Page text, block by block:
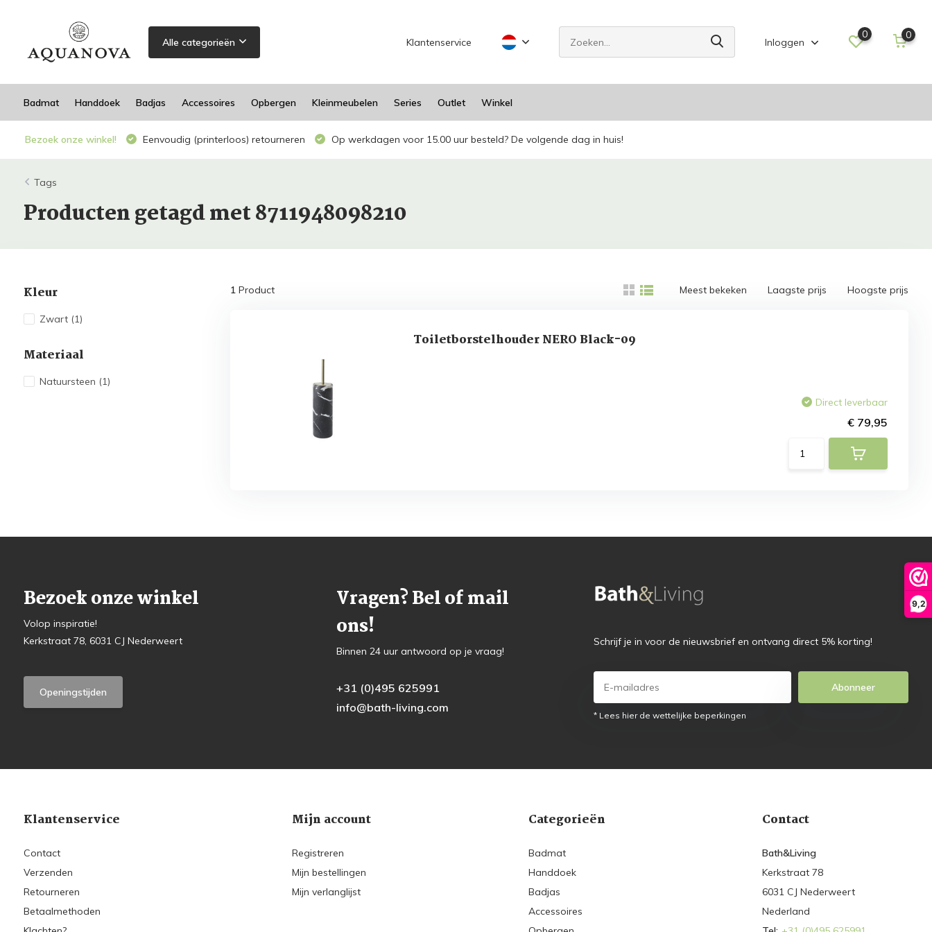
9,2
Alle categorieën Klantenservice Inloggen
0 0
Badmat Handdoek Badjas Accessoires Opbergen Kleinmeubelen Series Outlet Winkel
Bezoek onze winkel! Eenvoudig (printerloos) retourneren Op werkdagen voor 15.00 uur besteld? De volgende dag in huis!
Tags
Producten getagd met 8711948098210
Kleur
Zwart (1)
Materiaal
Natuursteen (1)
1Product Meest bekeken Laagste prijs Hoogste prijs
Toiletborstelhouder NERO Black-09
Direct leverbaar
€ 79,95
Bezoek onze winkel
Volop inspiratie!
Kerkstraat 78, 6031 CJ Nederweert
Openingstijden
Vragen? Bel of mail
ons!
Binnen 24 uur antwoord op je vraag!
+31 (0)495 625991
info@bath-living.com
Schrijf je in voor de nieuwsbrief en ontvang direct 5% korting!
Abonneer
* Lees hier de wettelijke beperkingen
Klantenservice
Contact
Verzenden
Retourneren
Betaalmethoden
Mijn account
Registreren
Mijn bestellingen
Mijn verlanglijst
Categorieën
Badmat
Handdoek
Badjas
Accessoires
Contact
Bath&Living
Kerkstraat 78
6031 CJ Nederweert
Nederland